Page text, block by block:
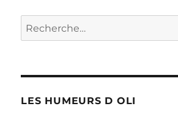
Recherche
pour :
LES HUMEURS D OLI